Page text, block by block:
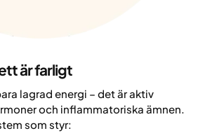
är farligt
lagrad energi – det är aktiv
och inflammatoriska ämnen.
som styr: